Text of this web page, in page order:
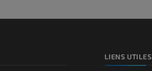
LIENS UTILES